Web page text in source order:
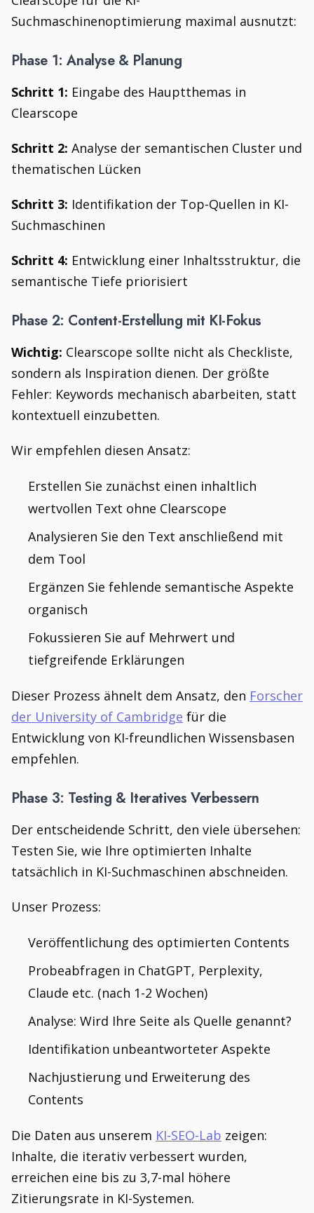
Suchmaschinenoptimierung maximal ausnutzt:
Phase 1: Analyse & Planung
Schritt 1: Eingabe des Hauptthemas in
Clearscope
Schritt 2: Analyse der semantischen Cluster und
thematischen Lücken
Schritt 3: Identifikation der Top-Quellen in KI-
Suchmaschinen
Schritt 4: Entwicklung einer Inhaltsstruktur, die
semantische Tiefe priorisiert
Phase 2: Content-Erstellung mit KI-Fokus
Wichtig: Clearscope sollte nicht als Checkliste,
sondern als Inspiration dienen. Der größte
Fehler: Keywords mechanisch abarbeiten, statt
kontextuell einzubetten.
Wir empfehlen diesen Ansatz:
Erstellen Sie zunächst einen inhaltlich
wertvollen Text ohne Clearscope
Analysieren Sie den Text anschließend mit
dem Tool
Ergänzen Sie fehlende semantische Aspekte
organisch
Fokussieren Sie auf Mehrwert und
tiefgreifende Erklärungen
Dieser Prozess ähnelt dem Ansatz, den Forscher
der University of Cambridge für die
Entwicklung von KI-freundlichen Wissensbasen
empfehlen.
Phase 3: Testing & Iteratives Verbessern
Der entscheidende Schritt, den viele übersehen:
Testen Sie, wie Ihre optimierten Inhalte
tatsächlich in KI-Suchmaschinen abschneiden.
Unser Prozess:
Veröffentlichung des optimierten Contents
Probeabfragen in ChatGPT, Perplexity,
Claude etc. (nach 1-2 Wochen)
Analyse: Wird Ihre Seite als Quelle genannt?
Identifikation unbeantworteter Aspekte
Nachjustierung und Erweiterung des
Contents
Die Daten aus unserem KI-SEO-Lab zeigen:
Inhalte, die iterativ verbessert wurden,
erreichen eine bis zu 3,7-mal höhere
Zitierungsrate in KI-Systemen.